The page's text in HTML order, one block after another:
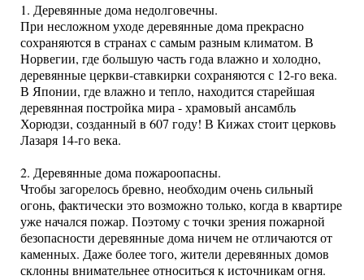
1. Деревянные дома недолговечны.
При несложном уходе деревянные дома прекрасно
сохраняются в странах с самым разным климатом. В
Норвегии, где большую часть года влажно и холодно,
деревянные церкви-ставкирки сохраняются с 12-го века.
В Японии, где влажно и тепло, находится старейшая
деревянная постройка мира - храмовый ансамбль
Хорюдзи, созданный в 607 году! В Кижах стоит церковь
Лазаря 14-го века.
2. Деревянные дома пожароопасны.
Чтобы загорелось бревно, необходим очень сильный
огонь, фактически это возможно только, когда в квартире
уже начался пожар. Поэтому с точки зрения пожарной
безопасности деревянные дома ничем не отличаются от
каменных. Даже более того, жители деревянных домов
склонны внимательнее относиться к источникам огня.